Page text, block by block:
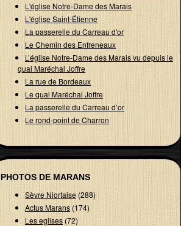
L'église Notre-Dame des Marais
L'église Saint-Étienne
La passerelle du Carreau d'or
Le Chemin des Enfreneaux
L’église Notre-Dame des Marais vu depuis le
quai Maréchal Joffre
La rue de Bordeaux
Le quai Maréchal Joffre
La passerelle du Carreau d’or
Le rond-point de Charron
PHOTOS DE MARANS
Sèvre Niortaise(288)
Actus Marans (174)
Les eglises(72)